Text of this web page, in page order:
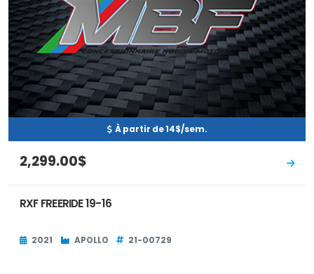
À partir de 14$/sem.
2,299.00$
RXF FREERIDE 19-16
2021 APOLLO 21-00729